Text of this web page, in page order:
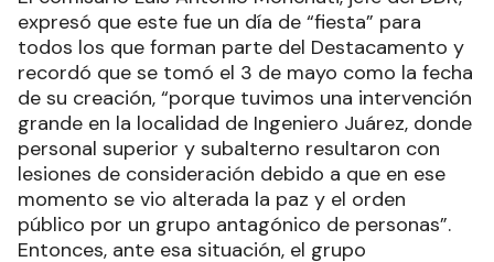
expresó que este fue un día de “fiesta” para
todos los que forman parte del Destacamento y
recordó que se tomó el 3 de mayo como la fecha
de su creación, “porque tuvimos una intervención
grande en la localidad de Ingeniero Juárez, donde
personal superior y subalterno resultaron con
lesiones de consideración debido a que en ese
momento se vio alterada la paz y el orden
público por un grupo antagónico de personas”.
Entonces, ante esa situación, el grupo